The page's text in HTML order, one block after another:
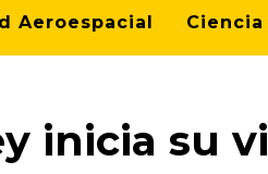
Aeroespacial Ciencia
inicia su